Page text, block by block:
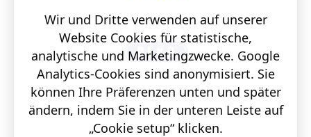
Wir und Dritte verwenden auf unserer
Website Cookies für statistische,
analytische und Marketingzwecke. Google
Analytics-Cookies sind anonymisiert. Sie
können Ihre Präferenzen unten und später
ändern, indem Sie in der unteren Leiste auf
„Cookie setup“ klicken.